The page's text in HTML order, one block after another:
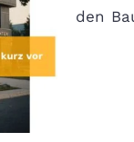
vor
den